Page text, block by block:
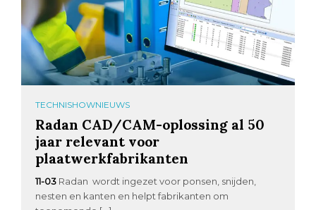
TECHNISHOWNIEUWS
Radan CAD/CAM-oplossing al 50
jaar relevant voor
plaatwerkfabrikanten
11-03 Radan wordt ingezet voor ponsen, snijden,
nesten en kanten en helpt fabrikanten om